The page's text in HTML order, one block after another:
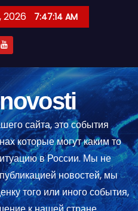
2026 7:47:15 AM
сайта, это события
которые могут каким то
в России. Мы не
новостей, мы
того или иного события,